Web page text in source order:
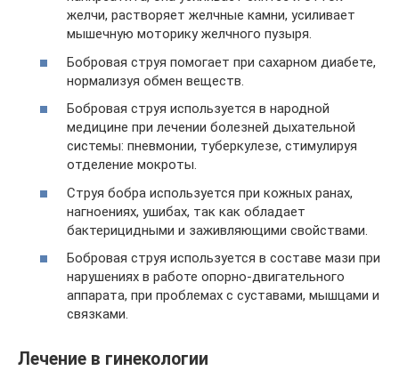
желчи, растворяет желчные камни, усиливает
мышечную моторику желчного пузыря.
Бобровая струя помогает при сахарном диабете,
нормализуя обмен веществ.
Бобровая струя используется в народной
медицине при лечении болезней дыхательной
системы: пневмонии, туберкулезе, стимулируя
отделение мокроты.
Струя бобра используется при кожных ранах,
нагноениях, ушибах, так как обладает
бактерицидными и заживляющими свойствами.
Бобровая струя используется в составе мази при
нарушениях в работе опорно-двигательного
аппарата, при проблемах с суставами, мышцами и
связками.
Лечение в гинекологии